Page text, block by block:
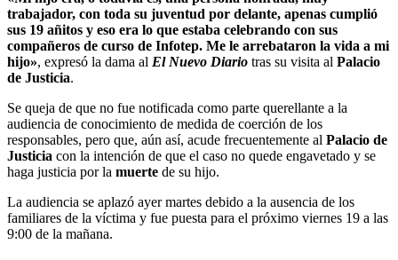
trabajador, con toda su juventud por delante, apenas cumplió
sus 19 añitos y eso era lo que estaba celebrando con sus
compañeros de curso de Infotep. Me le arrebataron la vida a mi
hijo», expresó la dama al El Nuevo Diario tras su visita al Palacio
de Justicia.
Se queja de que no fue notificada como parte querellante a la
audiencia de conocimiento de medida de coerción de los
responsables, pero que, aún así, acude frecuentemente al Palacio de
Justicia con la intención de que el caso no quede engavetado y se
haga justicia por la muerte de su hijo.
La audiencia se aplazó ayer martes debido a la ausencia de los
familiares de la víctima y fue puesta para el próximo viernes 19 a las
9:00 de la mañana.